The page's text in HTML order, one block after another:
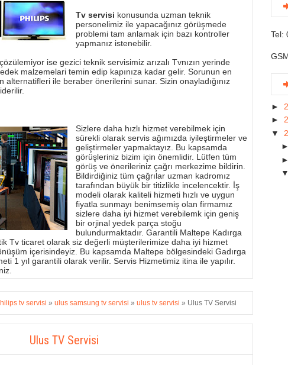
Tv servisi konusunda uzman teknik
personelimiz ile yapacağınız görüşmede
problemi tam anlamak için bazı kontroller
yapmanız istenebilir.
ise gezici teknik servisimiz arızalı Tvnızın yerinde
malzemelari temin edip kapınıza kadar gelir. Sorunun en
alternatifleri ile beraber önerilerini sunar. Sizin onayladığınız
Sizlere daha hızlı hizmet verebilmek için
sürekli olarak servis ağımızda iyileştirmeler ve
geliştirmeler yapmaktayız. Bu kapsamda
görüşleriniz bizim için önemlidir. Lütfen tüm
görüş ve önerileriniz çağrı merkezime bildirin.
Bildirdiğiniz tüm çağrılar uzman kadromız
tarafından büyük bir titizlikle incelencektir. İş
modeli olarak kaliteli hizmeti hızlı ve uygun
fiyatla sunmayı benimsemiş olan firmamız
sizlere daha iyi hizmet verebilemk için geniş
bir orjinal yedek parça stoğu
bulundurmaktadır. Garantili Maltepe Kadırga
Tv ticaret olarak siz değerli müşterilerimize daha iyi hizmet
içerisindeyiz. Bu kapsamda Maltepe bölgesindeki Gadırga
1 yıl garantili olarak verilir. Servis Hizmetimiz itina ile yapılır.
tv servisi » ulus samsung tv servisi » ulus tv servisi » Ulus TV Servisi
Ulus TV Servisi
Tel:
►
►
▼